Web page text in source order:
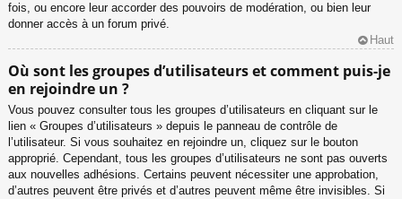
fois, ou encore leur accorder des pouvoirs de modération, ou bien leur
donner accès à un forum privé.
Haut
Où sont les groupes d’utilisateurs et comment puis-je
en rejoindre un ?
Vous pouvez consulter tous les groupes d’utilisateurs en cliquant sur le
lien « Groupes d’utilisateurs » depuis le panneau de contrôle de
l’utilisateur. Si vous souhaitez en rejoindre un, cliquez sur le bouton
approprié. Cependant, tous les groupes d’utilisateurs ne sont pas ouverts
aux nouvelles adhésions. Certains peuvent nécessiter une approbation,
d’autres peuvent être privés et d’autres peuvent même être invisibles. Si